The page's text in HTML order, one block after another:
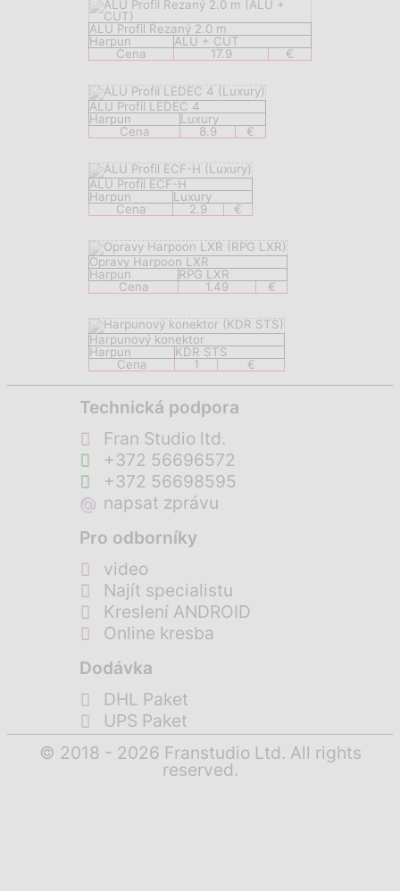
ALU Profil Řezaný 2.0 m
Harpun
ALU + CUT
Cena
17.9 €
ALU Profil LEDEC 4
Harpun
Luxury
Cena
8.9 €
ALU Profil ECF-H
Harpun
Luxury
Cena
2.9 €
Opravy Harpoon LXR
Harpun
RPG LXR
Cena
1.49 €
Harpunový konektor
Harpun
KDR STS
Cena
1 €
Technická podpora
Fran Studio ltd.
+372 56696572
+372 56698595
@ napsat zprávu
Pro odborníky
video
Najít specialistu
Kreslení ANDROID
Online kresba
Dodávka
DHL Paket
UPS Paket
© 2018 - 2026 Franstudio Ltd. All rights
reserved.